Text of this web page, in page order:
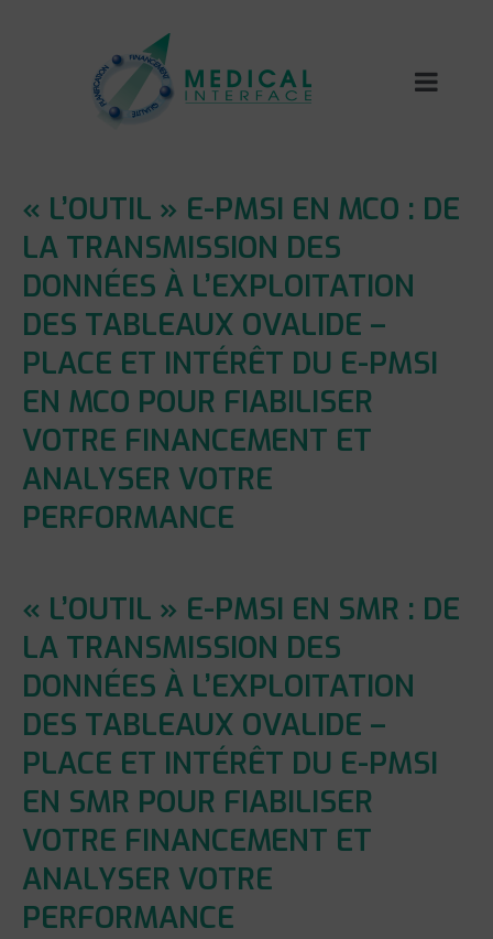
« L’OUTIL » E-PMSI EN MCO : DE
LA TRANSMISSION DES
DONNÉES À L’EXPLOITATION
DES TABLEAUX OVALIDE –
PLACE ET INTÉRÊT DU E-PMSI
EN MCO POUR FIABILISER
VOTRE FINANCEMENT ET
ANALYSER VOTRE
PERFORMANCE
« L’OUTIL » E-PMSI EN SMR : DE
LA TRANSMISSION DES
DONNÉES À L’EXPLOITATION
DES TABLEAUX OVALIDE –
PLACE ET INTÉRÊT DU E-PMSI
EN SMR POUR FIABILISER
VOTRE FINANCEMENT ET
ANALYSER VOTRE
PERFORMANCE